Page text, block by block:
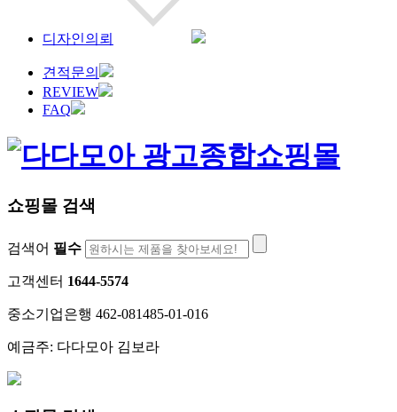
디자인의뢰
견적문의
REVIEW
FAQ
쇼핑몰 검색
검색어 필수
고객센터 1644-5574
중소기업은행 462-081485-01-016
예금주: 다다모아 김보라